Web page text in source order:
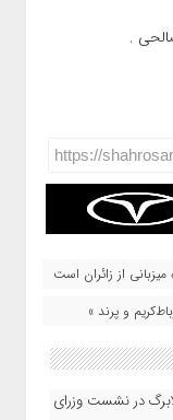
,
https://
میزبانی از زائران است
و پرند »
در نشست وزرای